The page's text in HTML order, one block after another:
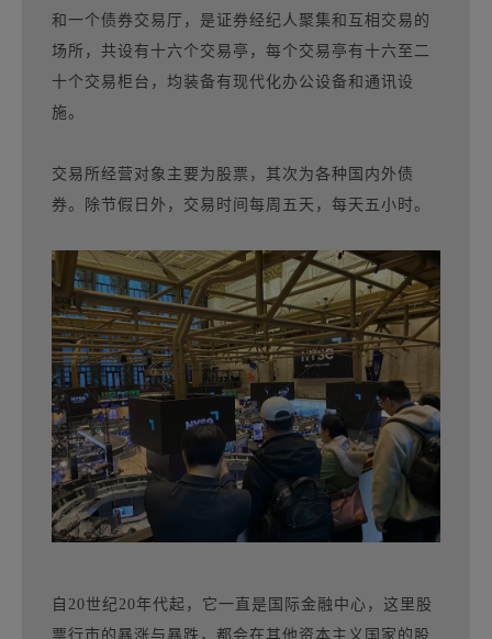
和一个债券交易厅，是证券经纪人聚集和互相交易的
场所，共设有十六个交易亭，每个交易亭有十六至二
十个交易柜台，均装备有现代化办公设备和通讯设
施。
交易所经营对象主要为股票，其次为各种国内外债
券。除节假日外，交易时间每周五天，每天五小时。
自20世纪20年代起，它一直是国际金融中心，这里股
票行市的暴涨与暴跌，都会在其他资本主义国家的股